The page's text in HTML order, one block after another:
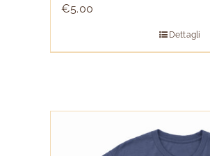
€5.00
Dettagli